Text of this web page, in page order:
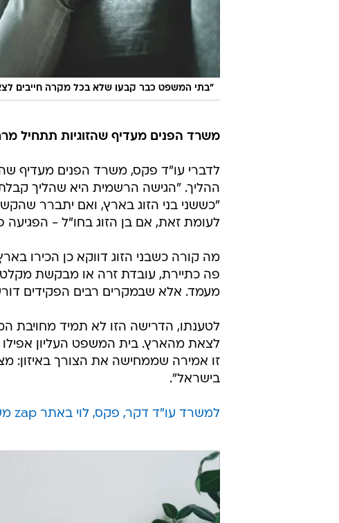
"בתי המשפט כבר קבעו שלא בכל מקרה חייבים
משרד הפנים מעדיף שהזוגיות תתחיל
לדברי עו"ד פקס, משרד הפנים מעדיף
ההליך. "הגישה הרשמית היא שהליך
"כששני בני הזוג בארץ, ואם יתברר
לעומת זאת, אם בן הזוג בחו"ל - הפגיעה
מה קורה כשבני הזוג דווקא כן הכירו
פה כתיירת, עובדת זרה או מבקשת
מעמד. אלא שבמקרים רבים הפקידים
לטענתו, הדרישה הזו לא תמיד מחויבת
לצאת מהארץ. בית המשפט העליון
זו אמירה שממחישה את הצורך באיזון:
בישראל".
למשרד עו"ד דקר, פקס, לוי באתר zap משפטי